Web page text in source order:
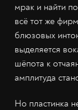
мрак и найти
всё тот же
блюзовых
выделяется
шёпота к
амплитуда
Но пластинка